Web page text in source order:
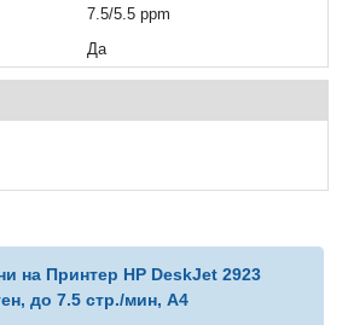
7.5/5.5 ppm
Да
на Принтер HP DeskJet 2923
до 7.5 стр./мин, A4